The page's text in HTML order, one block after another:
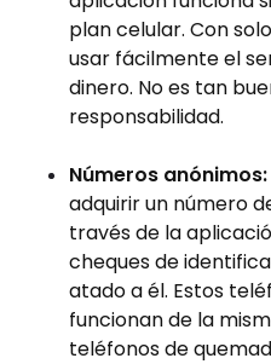
plan celular. Con
usar fácilmente el
dinero. No es tan
responsabilidad.
Números anónimos:
adquirir un número
través de la
cheques de
atado a él. Estos
funcionan de la
teléfonos de